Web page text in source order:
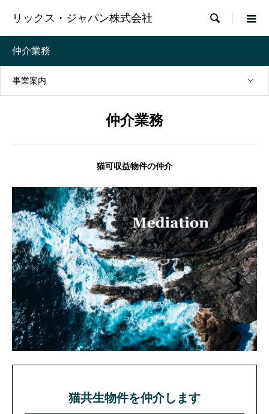
リックス・ジャパン株式会社 
仲介業務
事業案内
仲介業務
猫可収益物件の仲介
猫共生物件を仲介します